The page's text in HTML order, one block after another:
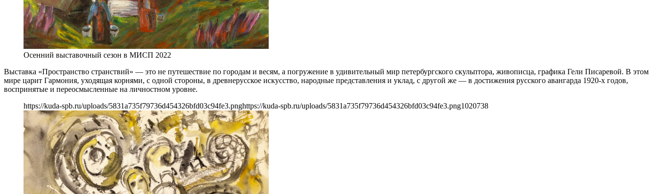
Осенний выставочный сезон в МИСП 2022
Выставка «Пространство странствий» — это не путешествие по городам и весям, а погружение в удивительный мир петербургского скульптора, живописца, графика Гели Писаревой. В этом
мире царит Гармония, уходящая корнями, с одной стороны, в древнерусское искусство, народные представления и уклад, с другой же — в достижения русского авангарда 1920-х годов,
воспринятые и переосмысленные на личностном уровне.
https://kuda-spb.ru/uploads/5831a735f79736d454326bfd03c94fe3.pnghttps://kuda-spb.ru/uploads/5831a735f79736d454326bfd03c94fe3.png1020738